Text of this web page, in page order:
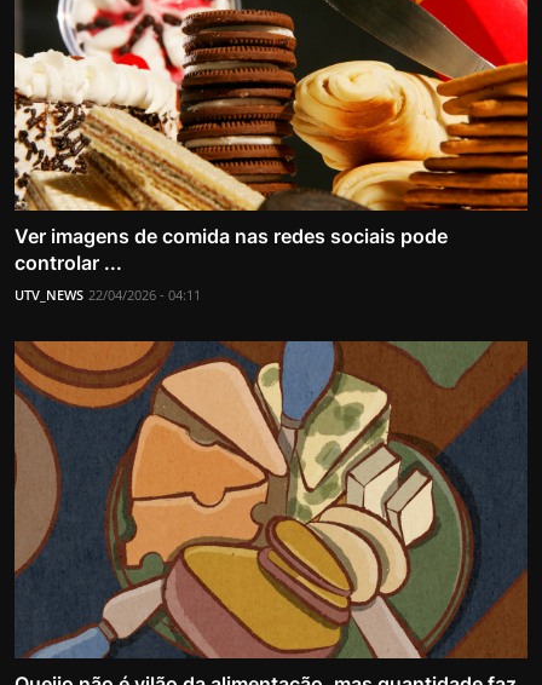
Ver imagens de comida nas redes sociais pode
controlar ...
UTV_NEWS 22/04/2026 - 04:11